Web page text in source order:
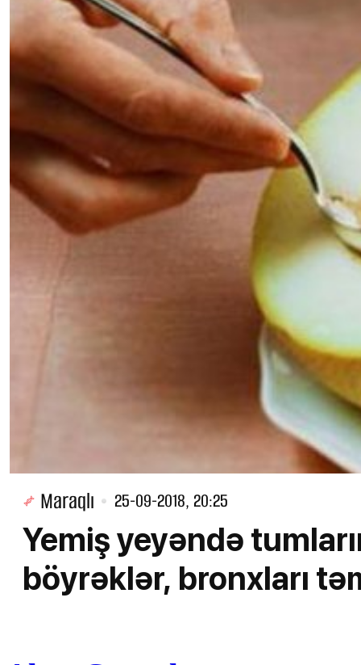
Maraqlı 25-09-2018, 20:25
Yemiş yeyəndə
böyrəklər, bronxları